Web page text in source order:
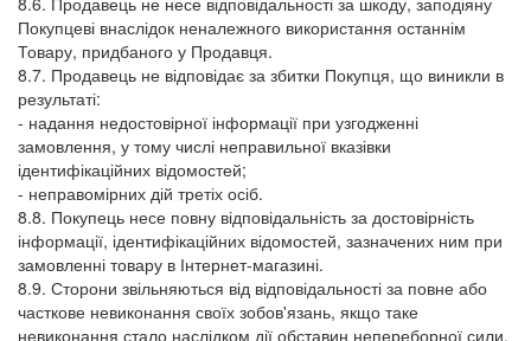
Покупцеві внаслідок неналежного використання останнім
Товару, придбаного у Продавця.
8.7. Продавець не відповідає за збитки Покупця, що виникли в
результаті:
- надання недостовірної інформації при узгодженні
замовлення, у тому числі неправильної вказівки
ідентифікаційних відомостей;
- неправомірних дій третіх осіб.
8.8. Покупець несе повну відповідальність за достовірність
інформації, ідентифікаційних відомостей, зазначених ним при
замовленні товару в Інтернет-магазині.
8.9. Сторони звільняються від відповідальності за повне або
часткове невиконання своїх зобов'язань, якщо таке
невиконання стало наслідком дії обставин непереборної сили,